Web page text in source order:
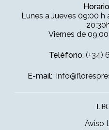
Lunes a Jueves 09:00 h
Viernes de
Teléfono: (+34)
E-mail:
Aviso